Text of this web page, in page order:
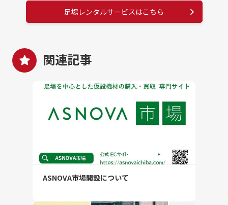
足場レンタルサービスはこちら
関連記事
ASNOVA市場開設について